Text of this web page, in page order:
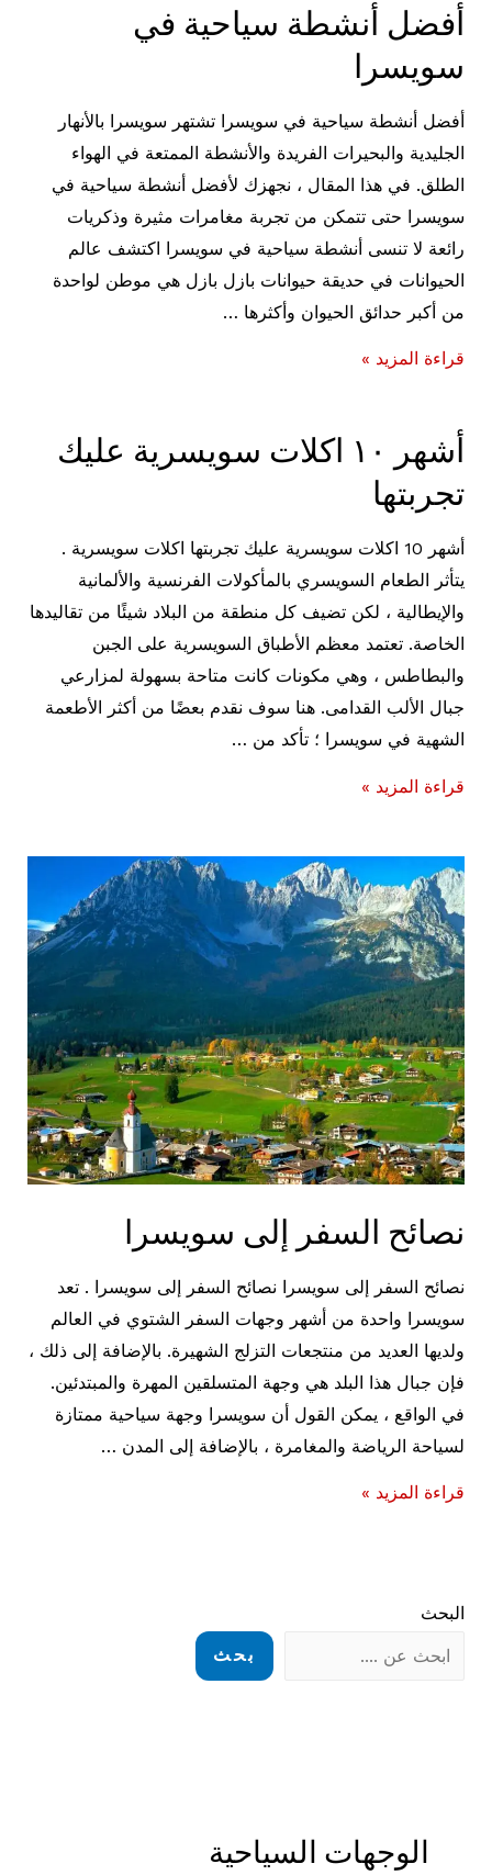
البحث
بحث
الوجهات السياحية
أفضل أنشطة سياحية في
سويسرا
أفضل أنشطة سياحية في سويسرا تشتهر سويسرا بالأنهار
الجليدية والبحيرات الفريدة والأنشطة الممتعة في الهواء
الطلق. في هذا المقال ، نجهزك لأفضل أنشطة سياحية في
سويسرا حتى تتمكن من تجربة مغامرات مثيرة وذكريات
رائعة لا تنسى أنشطة سياحية في سويسرا اكتشف عالم
الحيوانات في حديقة حيوانات بازل بازل هي موطن لواحدة
من أكبر حدائق الحيوان وأكثرها …
أفضل
في
سويسرا
قراءة المزيد »
أشهر ١٠ اكلات سويسرية عليك
تجربتها
أشهر 10 اكلات سويسرية عليك تجربتها اكلات سويسرية .
يتأثر الطعام السويسري بالمأكولات الفرنسية والألمانية
والإيطالية ، لكن تضيف كل منطقة من البلاد شيئًا من تقاليدها
الخاصة. تعتمد معظم الأطباق السويسرية على الجبن
والبطاطس ، وهي مكونات كانت متاحة بسهولة لمزارعي
جبال الألب القدامى. هنا سوف نقدم بعضًا من أكثر الأطعمة
الشهية في سويسرا ؛ تأكد من …
أشهر
سويسرية
عليك
تجربتها
قراءة المزيد »
نصائح السفر إلى سويسرا
نصائح السفر إلى سويسرا نصائح السفر إلى سويسرا . تعد
سويسرا واحدة من أشهر وجهات السفر الشتوي في العالم
ولديها العديد من منتجعات التزلج الشهيرة. بالإضافة إلى ذلك ،
فإن جبال هذا البلد هي وجهة المتسلقين المهرة والمبتدئين.
في الواقع ، يمكن القول أن سويسرا وجهة سياحية ممتازة
لسياحة الرياضة والمغامرة ، بالإضافة إلى المدن …
نصائح
قراءة المزيد »